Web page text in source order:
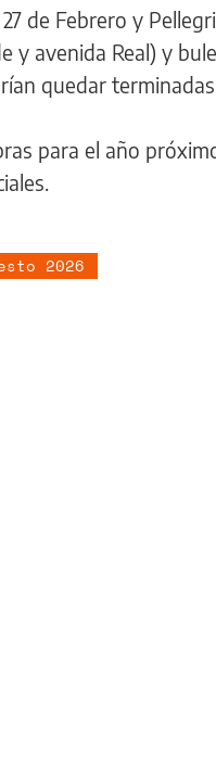
de Febrero y
y avenida Real) y
quedar
para el año
2026